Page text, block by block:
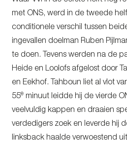
met ONS, werd in de tweede
conditionele verschil tussen
ingevallen doelman Ruben
te doen. Tevens werden na de
Heide en Loolofs afgelost door
en Eekhof. Tahboun liet al vlot
55e minuut leidde hij de vierde
veelvuldig kappen en draaien
verdedigers zoek en leverde hij
linksback haalde verwoestend